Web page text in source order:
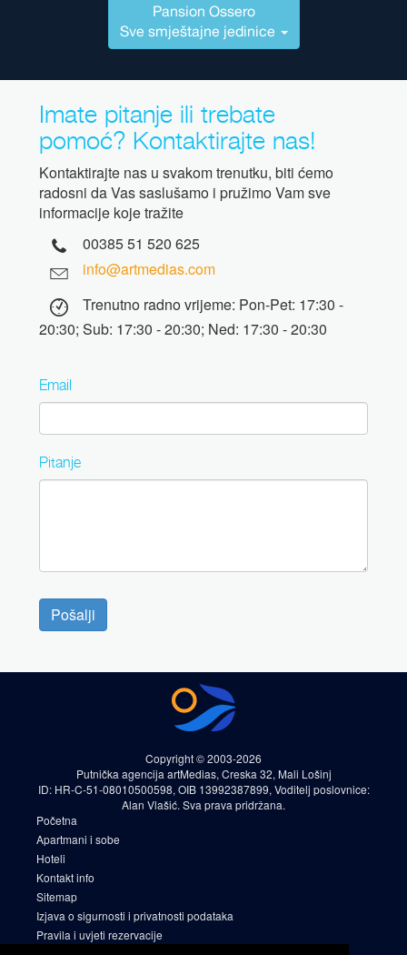
Pansion Ossero
Sve smještajne jedinice
Imate pitanje ili trebate
pomoć? Kontaktirajte nas!
Kontaktirajte nas u svakom trenutku, biti ćemo
radosni da Vas saslušamo i pružimo Vam sve
informacije koje tražite
00385 51 520 625
info@artmedias.com
Trenutno radno vrijeme: Pon-Pet: 17:30 -
20:30; Sub: 17:30 - 20:30; Ned: 17:30 - 20:30
Email
Pitanje
Pošalji
Copyright © 2003-2026
Putnička agencija artMedias, Creska 32, Mali Lošinj
ID: HR-C-51-08010500598, OIB 13992387899, Voditelj poslovnice:
Alan Vlašić. Sva prava pridržana.
Početna
Apartmani i sobe
Hoteli
Kontakt info
Sitemap
Izjava o sigurnosti i privatnosti podataka
Pravila i uvjeti rezervacije